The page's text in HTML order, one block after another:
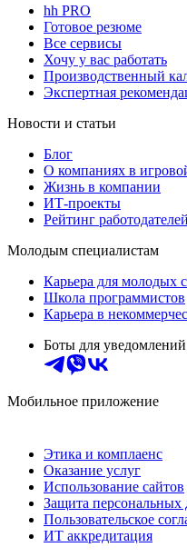
hh PRO
Готовое резюме
Все сервисы
Хочу у вас работать
Производственный
Экспертная
Новости и статьи
Блог
О компаниях в
Жизнь в компании
ИТ-проекты
Рейтинг
Молодым специалистам
Карьера для молодых
Школа программистов
Карьера в
Боты для уведомлений
Мобильное приложение
Этика и комплаенс
Оказание услуг
Использование сайтов
Защита персональных
Пользовательское
ИТ аккредитация